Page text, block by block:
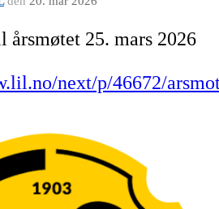
årsmøtet 25. mars 2026
next/p/46672/